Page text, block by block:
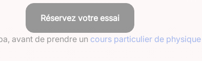
Réservez votre essai
avant de prendre un cours particulier de physique